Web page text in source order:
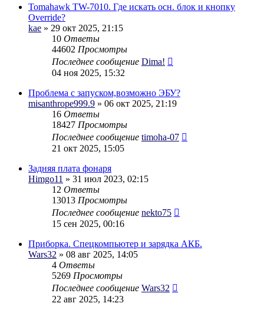
Tomahawk TW-7010. Где искать осн. блок и кнопку
Override?
kae » 29 окт 2025, 21:15
10 Ответы
44602 Просмотры
Последнее сообщение Dima!
04 ноя 2025, 15:32
Проблема с запуском,возможно ЭБУ?
misanthrope999.9 » 06 окт 2025, 21:19
16 Ответы
18427 Просмотры
Последнее сообщение timoha-07
21 окт 2025, 15:05
Задняя плата фонаря
Himgo11 » 31 июл 2023, 02:15
12 Ответы
13013 Просмотры
Последнее сообщение nekto75
15 сен 2025, 00:16
Приборка. Спецкомпьютер и зарядка АКБ.
Wars32 » 08 авг 2025, 14:05
4 Ответы
5269 Просмотры
Последнее сообщение Wars32
22 авг 2025, 14:23